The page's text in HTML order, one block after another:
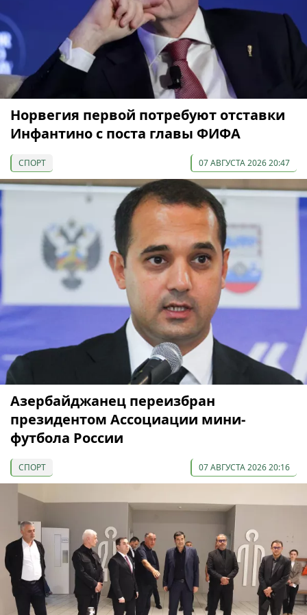
Норвегия первой потребуют отставки
Инфантино с поста главы ФИФА
СПОРТ 07 АВГУСТА 2026 20:47
Азербайджанец переизбран
президентом Ассоциации мини-
футбола России
СПОРТ 07 АВГУСТА 2026 20:16